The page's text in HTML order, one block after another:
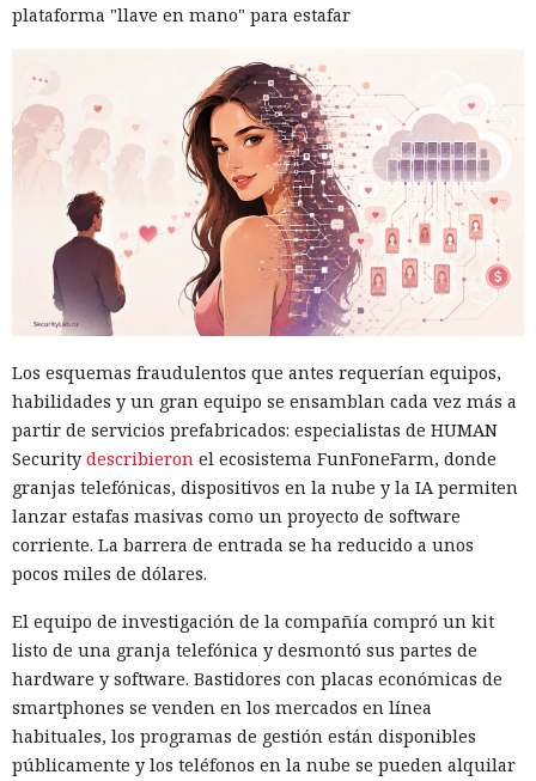
plataforma "llave en mano" para estafar
Los esquemas fraudulentos que antes requerían equipos,
habilidades y un gran equipo se ensamblan cada vez más a
partir de servicios prefabricados: especialistas de HUMAN
Security describieron el ecosistema FunFoneFarm, donde
granjas telefónicas, dispositivos en la nube y la IA permiten
lanzar estafas masivas como un proyecto de software
corriente. La barrera de entrada se ha reducido a unos
pocos miles de dólares.
El equipo de investigación de la compañía compró un kit
listo de una granja telefónica y desmontó sus partes de
hardware y software. Bastidores con placas económicas de
smartphones se venden en los mercados en línea
habituales, los programas de gestión están disponibles
públicamente y los teléfonos en la nube se pueden alquilar